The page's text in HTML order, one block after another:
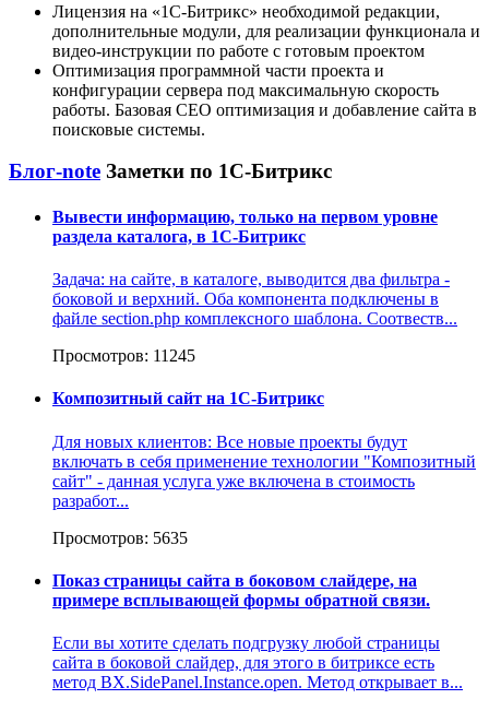
Лицензия на 1С-Битрикс
необходимой редакции,
дополнительные модули, для реализации функционала и
видео-инструкции по работе с готовым проектом
Оптимизация программной части проекта и
конфигурации сервера под максимальную скорость
работы. Базовая СЕО оптимизация и добавление сайта в
поисковые системы.
Блог-note Заметки по 1С-Битрикс
Вывести информацию, только на первом уровне
раздела каталога, в 1С-Битрикс
Задача: на сайте, в каталоге, выводится два фильтра -
боковой и верхний. Оба компонента подключены в
файле section.php комплексного шаблона. Соотвеств...
Просмотров: 11245
Композитный сайт на 1С-Битрикс
Для новых клиентов: Все новые проекты будут
включать в себя применение технологии "Композитный
сайт" - данная услуга уже включена в стоимость
разработ...
Просмотров: 5635
Показ страницы сайта в боковом слайдере, на
примере всплывающей формы обратной связи.
Если вы хотите сделать подгрузку любой страницы
сайта в боковой слайдер, для этого в битриксе есть
метод BX.SidePanel.Instance.open. Метод открывает в...